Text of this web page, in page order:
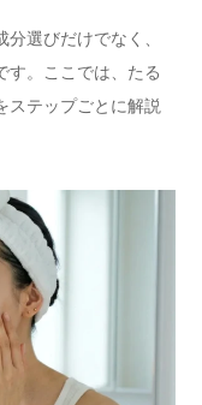
選びだけでなく、
す。ここでは、たる
ステップごとに解説